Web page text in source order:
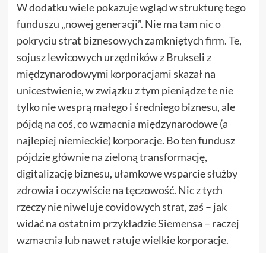
W dodatku wiele pokazuje wgląd w strukturę tego
funduszu „nowej generacji”. Nie ma tam nic o
pokryciu strat biznesowych zamkniętych firm. Te,
sojusz lewicowych urzędników z Brukseli z
międzynarodowymi korporacjami skazał na
unicestwienie, w związku z tym pieniądze te nie
tylko nie wesprą małego i średniego biznesu, ale
pójdą na coś, co wzmacnia międzynarodowe (a
najlepiej niemieckie) korporacje. Bo ten fundusz
pójdzie głównie na zieloną transformację,
digitalizację biznesu, ułamkowe wsparcie służby
zdrowia i oczywiście na tęczowość. Nic z tych
rzeczy nie niweluje covidowych strat, zaś – jak
widać na ostatnim przykładzie Siemensa – raczej
wzmacnia lub nawet ratuje wielkie korporacje.